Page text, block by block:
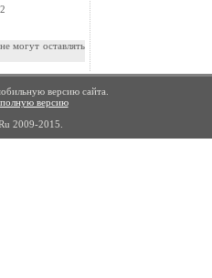
могут оставлять
версию сайта.
полную версию
2009-2015.